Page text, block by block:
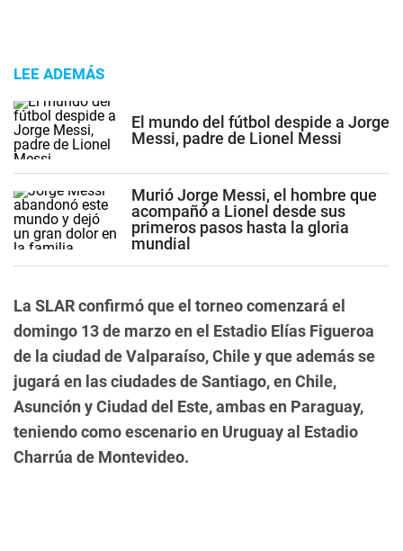
LEE ADEMÁS
El mundo del fútbol despide a Jorge
Messi, padre de Lionel Messi
Murió Jorge Messi, el hombre que
acompañó a Lionel desde sus
primeros pasos hasta la gloria
mundial
La SLAR confirmó que el torneo comenzará el
domingo 13 de marzo en el Estadio Elías Figueroa
de la ciudad de Valparaíso, Chile y que además se
jugará en las ciudades de Santiago, en Chile,
Asunción y Ciudad del Este, ambas en Paraguay,
teniendo como escenario en Uruguay al Estadio
Charrúa de Montevideo.